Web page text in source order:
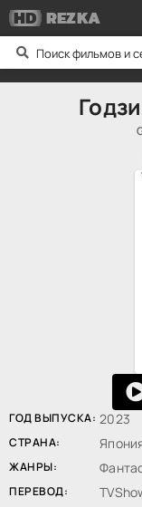
HDREZKA
ГОД ВЫПУСКА: 2023
СТРАНА:
ЖАНРЫ:
ПЕРЕВОД: